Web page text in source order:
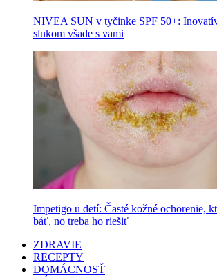
NIVEA SUN v tyčinke SPF 50+:
slnkom všade s vami
Impetigo u detí: Časté kožné ochorenie,
báť, no treba ho riešiť
ZDRAVIE
RECEPTY
DOMÁCNOSŤ